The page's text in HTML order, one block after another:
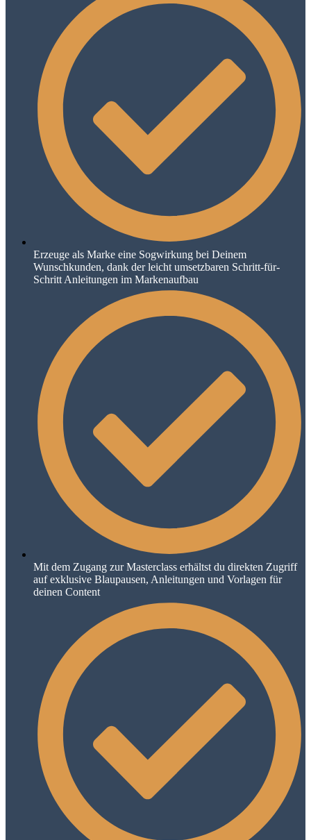
Erzeuge als Marke eine Sogwirkung bei Deinem
Wunschkunden, dank der leicht umsetzbaren Schritt-für-
Schritt Anleitungen im Markenaufbau​
Mit dem Zugang zur Masterclass erhältst du direkten Zugriff
auf exklusive Blaupausen, Anleitungen und Vorlagen für
deinen Content​